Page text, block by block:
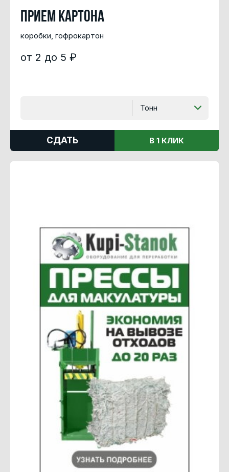
Прием картона
коробки, гофрокартон
от 2 до 5 ₽
Тонн
СДАТЬ В 1 КЛИК